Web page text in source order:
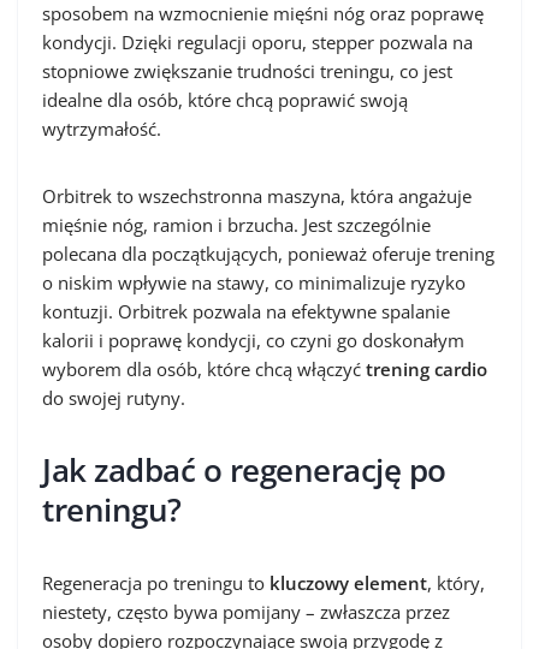
sposobem na wzmocnienie mięśni nóg oraz poprawę
kondycji. Dzięki regulacji oporu, stepper pozwala na
stopniowe zwiększanie trudności treningu, co jest
idealne dla osób, które chcą poprawić swoją
wytrzymałość.
Orbitrek to wszechstronna maszyna, która angażuje
mięśnie nóg, ramion i brzucha. Jest szczególnie
polecana dla początkujących, ponieważ oferuje trening
o niskim wpływie na stawy, co minimalizuje ryzyko
kontuzji. Orbitrek pozwala na efektywne spalanie
kalorii i poprawę kondycji, co czyni go doskonałym
wyborem dla osób, które chcą włączyć trening cardio
do swojej rutyny.
Jak zadbać o regenerację po
treningu?
Regeneracja po treningu to kluczowy element, który,
niestety, często bywa pomijany – zwłaszcza przez
osoby dopiero rozpoczynające swoją przygodę z